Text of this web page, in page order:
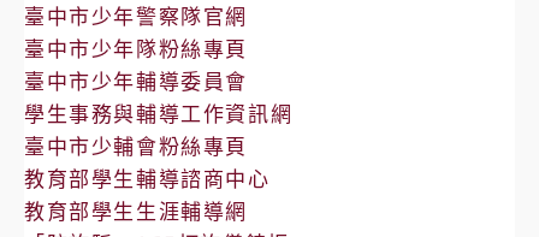
臺中市少年警察隊官網
臺中市少年隊粉絲專頁
臺中市少年輔導委員會
學生事務與輔導工作資訊網
臺中市少輔會粉絲專頁
教育部學生輔導諮商中心
教育部學生生涯輔導網